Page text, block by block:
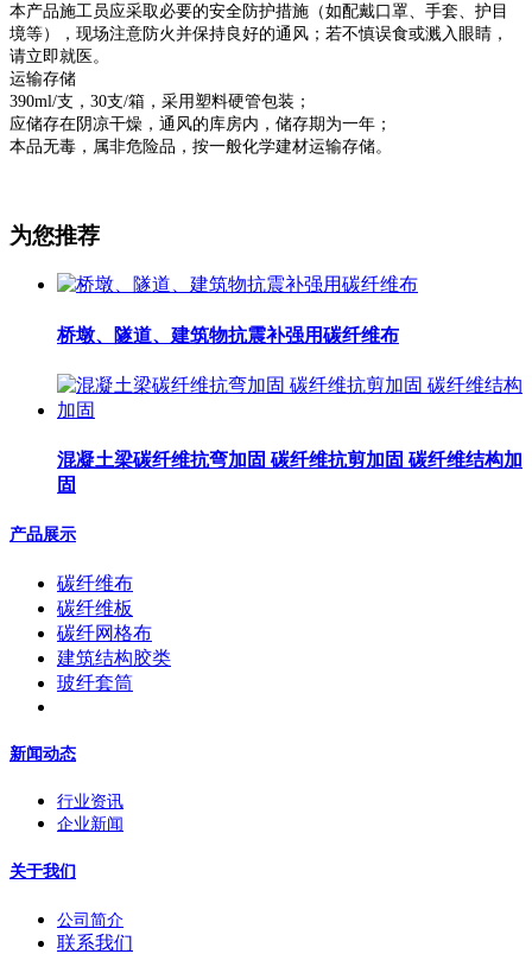
本产品施工员应采取必要的安全防护措施（如配戴口罩 、手套、护目
境等），现场注意防火并保持良好的通风；若不慎误食或溅入眼睛，
请立即就医。
运输存储
390ml/支，30支/箱，采用塑料硬管包装；
应储存在阴凉干燥，通风的库房内，储存期为一年；
本品无毒，属非危险品，按一般化学建材运输存储。
为您推荐
桥墩、隧道、建筑物抗震补强用碳纤维布
混凝土梁碳纤维抗弯加固 碳纤维抗剪加固 碳纤维结构加
固
产品展示
碳纤维布
碳纤维板
碳纤网格布
建筑结构胶类
玻纤套筒
新闻动态
行业资讯
企业新闻
关于我们
公司简介
联系我们